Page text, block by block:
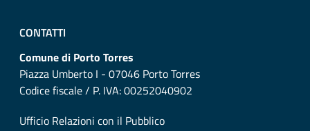
CONTATTI
Comune di Porto Torres
Piazza Umberto I - 07046 Porto Torres
Codice fiscale / P. IVA: 00252040902
Ufficio Relazioni con il Pubblico